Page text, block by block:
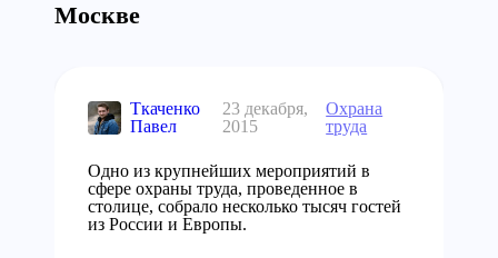
Москве
Ткаченко
Павел
23 декабря,
2015
Охрана
труда
Одно из крупнейших мероприятий в
сфере охраны труда, проведенное в
столице, собрало несколько тысяч гостей
из России и Европы.